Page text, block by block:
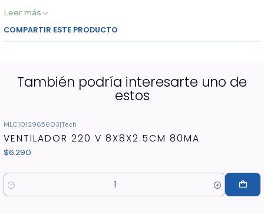
12 vol 180 mA
Marca Tech
Leer más
COMPARTIR ESTE PRODUCTO
También podría interesarte uno de
estos
MLC1012965603|Tech
VENTILADOR 220 V 8X8X2.5CM 80MA
$6.290
Cantidad